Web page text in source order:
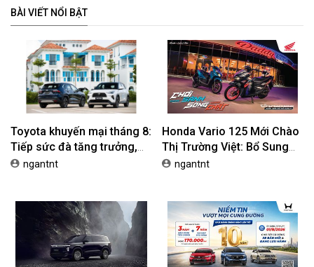
BÀI VIẾT NỔI BẬT
Toyota khuyến mại tháng 8:
Tiếp sức đà tăng trưởng,
tối ưu chi phí mua xe
ngantnt
Honda Vario 125 Mới Chào
Thị Trường Việt: Bổ Sung
Phiên Bản Street, Giá Từ
ngantnt